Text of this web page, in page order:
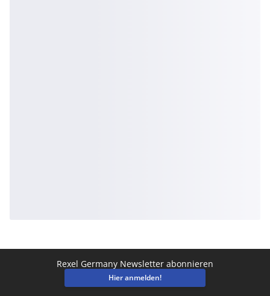
Rexel Germany Newsletter abonnieren
Hier anmelden!